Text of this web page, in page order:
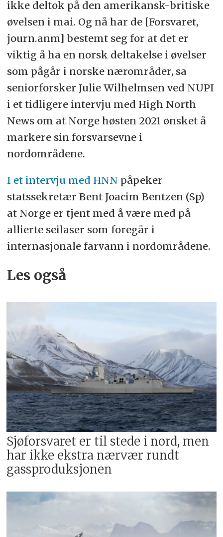
ikke deltok på den amerikansk-britiske
øvelsen i mai. Og nå har de [Forsvaret,
journ.anm] bestemt seg for at det er
viktig å ha en norsk deltakelse i øvelser
som pågår i norske nærområder, sa
seniorforsker Julie Wilhelmsen ved NUPI
i et tidligere intervju med High North
News om at Norge høsten 2021 ønsket å
markere sin forsvarsevne i
nordområdene.
I et intervju med HNN påpeker
statssekretær Bent Joacim Bentzen (Sp)
at Norge er tjent med å være med på
allierte seilaser som foregår i
internasjonale farvann i nordområdene.
Les også
Sjøforsvaret er til stede i nord, men
har ikke ekstra nærvær rundt
gassproduksjonen